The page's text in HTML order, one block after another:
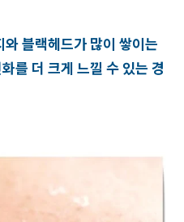
블랙헤드가 많이 쌓이는
를 더 크게 느낄 수 있는 경